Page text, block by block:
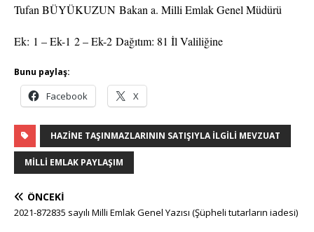
Tufan BÜYÜKUZUN Bakan a. Milli Emlak Genel Müdürü
Ek: 1 – Ek-1 2 – Ek-2 Dağıtım: 81 İl Valiliğine
Bunu paylaş:
Facebook X
HAZINE TAŞINMAZLARININ SATIŞIYLA İLGILI MEVZUAT
MILLI EMLAK PAYLAŞIM
ÖNCEKI
2021-872835 sayılı Milli Emlak Genel Yazısı (Şüpheli tutarların iadesi)